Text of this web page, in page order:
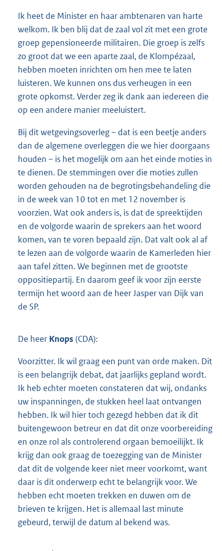
Ik heet de Minister en haar ambtenaren van harte
welkom. Ik ben blij dat de zaal vol zit met een grote
groep gepensioneerde militairen. Die groep is zelfs
zo groot dat we een aparte zaal, de Klompézaal,
hebben moeten inrichten om hen mee te laten
luisteren. We kunnen ons dus verheugen in een
grote opkomst. Verder zeg ik dank aan iedereen die
op een andere manier meeluistert.
Bij dit wetgevingsoverleg – dat is een beetje anders
dan de algemene overleggen die we hier doorgaans
houden – is het mogelijk om aan het einde moties in
te dienen. De stemmingen over die moties zullen
worden gehouden na de begrotingsbehandeling die
in de week van 10 tot en met 12 november is
voorzien. Wat ook anders is, is dat de spreektijden
en de volgorde waarin de sprekers aan het woord
komen, van te voren bepaald zijn. Dat valt ook al af
te lezen aan de volgorde waarin de Kamerleden hier
aan tafel zitten. We beginnen met de grootste
oppositiepartij. En daarom geef ik voor zijn eerste
termijn het woord aan de heer Jasper van Dijk van
de SP.
De heer Knops (CDA):
Voorzitter. Ik wil graag een punt van orde maken. Dit
is een belangrijk debat, dat jaarlijks gepland wordt.
Ik heb echter moeten constateren dat wij, ondanks
uw inspanningen, de stukken heel laat ontvangen
hebben. Ik wil hier toch gezegd hebben dat ik dit
buitengewoon betreur en dat dit onze voorbereiding
en onze rol als controlerend orgaan bemoeilijkt. Ik
krijg dan ook graag de toezegging van de Minister
dat dit de volgende keer niet meer voorkomt, want
daar is dit onderwerp echt te belangrijk voor. We
hebben echt moeten trekken en duwen om de
brieven te krijgen. Het is allemaal last minute
gebeurd, terwijl de datum al bekend was.